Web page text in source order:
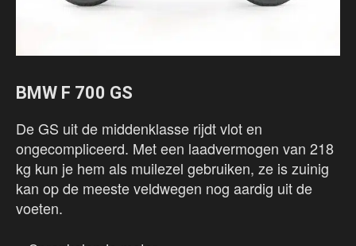
BMW F 700 GS
De GS uit de middenklasse rijdt vlot en
ongecompliceerd. Met een laadvermogen van 218
kg kun je hem als muilezel gebruiken, ze is zuinig
kan op de meeste veldwegen nog aardig uit de
voeten.